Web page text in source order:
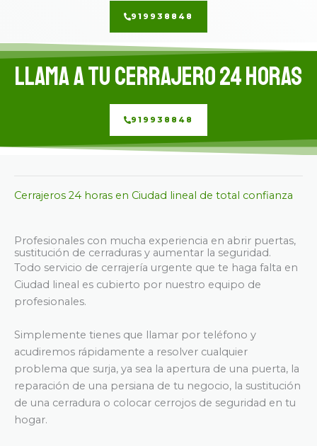
919938848
Llama a tu cerrajero 24 horas
919938848
Cerrajeros 24 horas en Ciudad lineal de total confianza
Profesionales con mucha experiencia en abrir puertas,
sustitución de cerraduras y aumentar la seguridad.
Todo servicio de cerrajería urgente que te haga falta en
Ciudad lineal es cubierto por nuestro equipo de
profesionales.
Simplemente tienes que llamar por teléfono y
acudiremos rápidamente a resolver cualquier
problema que surja, ya sea la apertura de una puerta, la
reparación de una persiana de tu negocio, la sustitución
de una cerradura o colocar cerrojos de seguridad en tu
hogar.